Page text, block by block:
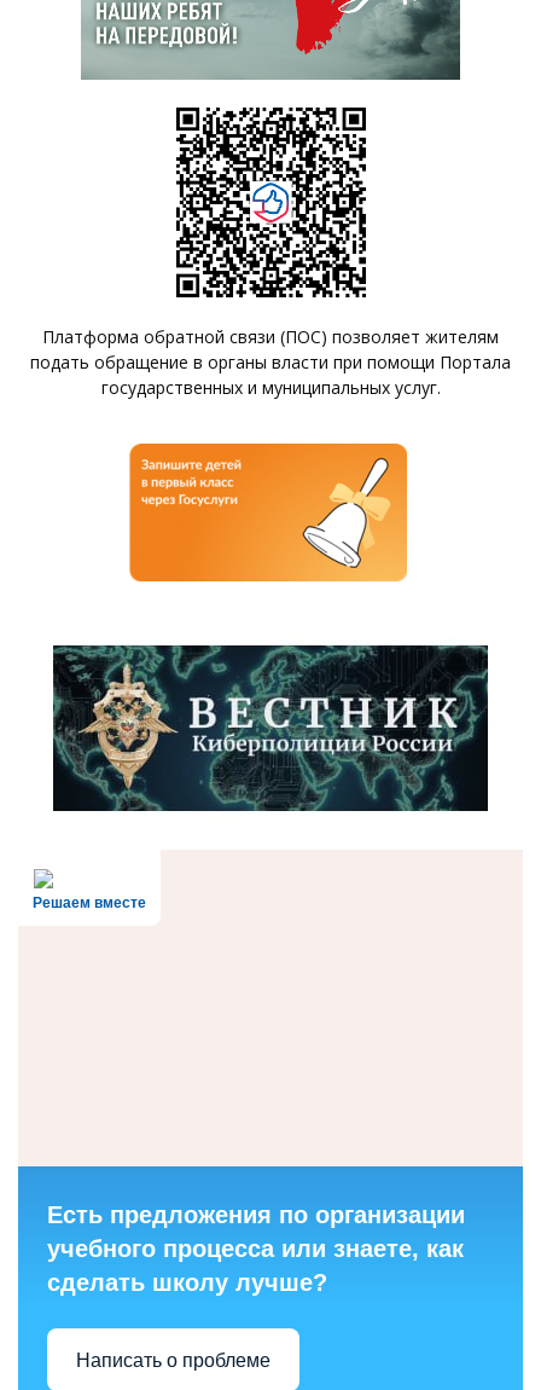
Платформа обратной связи (ПОС) позволяет жителям
подать обращение в органы власти при помощи Портала
государственных и муниципальных услуг.
Решаем вместе
Есть предложения по организации
учебного процесса или знаете, как
сделать школу лучше?
Написать о проблеме